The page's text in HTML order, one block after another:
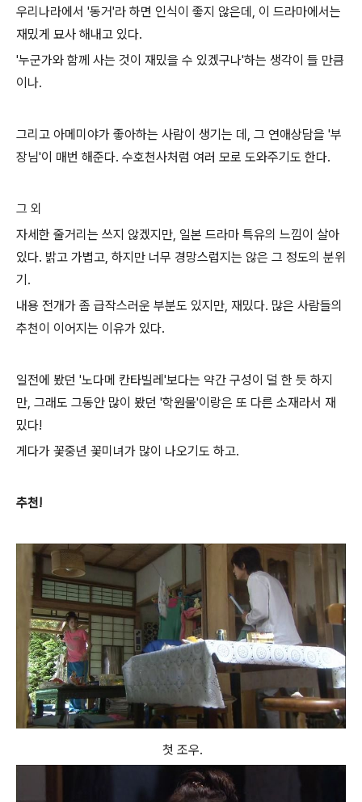
우리나라에서 '동거'라 하면 인식이 좋지 않은데, 이 드라마에서는
재밌게 묘사 해내고 있다.
'누군가와 함께 사는 것이 재밌을 수 있겠구나'하는 생각이 들 만큼
이나.
그리고 아메미야가 좋아하는 사람이 생기는 데, 그 연애상담을 '부
장님'이 매번 해준다. 수호천사처럼 여러 모로 도와주기도 한다.
그 외
자세한 줄거리는 쓰지 않겠지만, 일본 드라마 특유의 느낌이 살아
있다. 밝고 가볍고, 하지만 너무 경망스럽지는 않은 그 정도의 분위
기.
내용 전개가 좀 급작스러운 부분도 있지만, 재밌다. 많은 사람들의
추천이 이어지는 이유가 있다.
일전에 봤던 '노다메 칸타빌레'보다는 약간 구성이 덜 한 듯 하지
만, 그래도 그동안 많이 봤던 '학원물'이랑은 또 다른 소재라서 재
밌다!
게다가 꽃중년 꽃미녀가 많이 나오기도 하고.
추천!
첫 조우.